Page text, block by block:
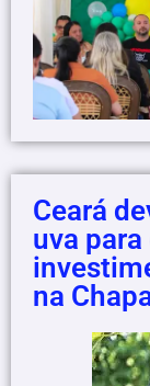
Ceará
uva
na